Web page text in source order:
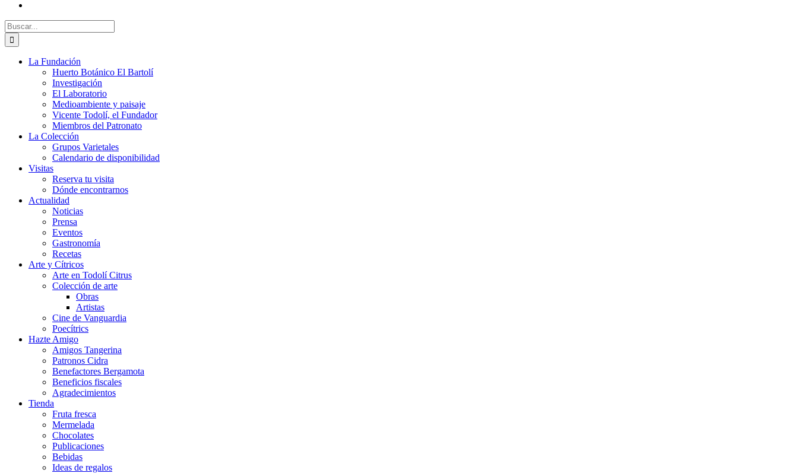
Buscar:
La Fundación
Huerto Botánico El Bartolí
Investigación
El Laboratorio
Medioambiente y paisaje
Vicente Todolí, el Fundador
Miembros del Patronato
La Colección
Grupos Varietales
Calendario de disponibilidad
Visitas
Reserva tu visita
Dónde encontrarnos
Actualidad
Noticias
Prensa
Eventos
Gastronomía
Recetas
Arte y Cítricos
Arte en Todolí Citrus
Colección de arte
Obras
Artistas
Cine de Vanguardia
Poecítrics
Hazte Amigo
Amigos Tangerina
Patronos Cidra
Benefactores Bergamota
Beneficios fiscales
Agradecimientos
Tienda
Fruta fresca
Mermelada
Chocolates
Publicaciones
Bebidas
Ideas de regalos